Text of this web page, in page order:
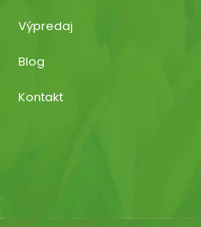
Výpredaj
Blog
Kontakt